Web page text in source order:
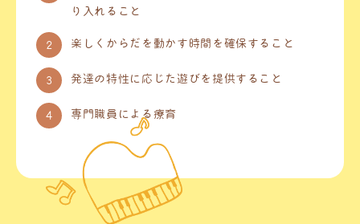
り入れること
楽しくからだを動かす時間を確保すること
発達の特性に応じた遊びを提供すること
専門職員による療育